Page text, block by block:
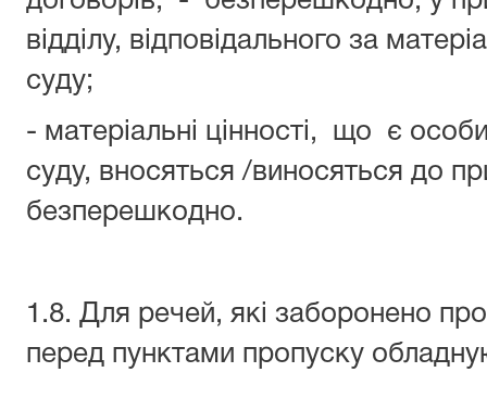
відділу, відповідального за
суду;
- матеріальні цінності, що є
суду, вносяться /виносяться до
безперешкодно.
1.8. Для речей, які заборонено
перед пунктами пропуску